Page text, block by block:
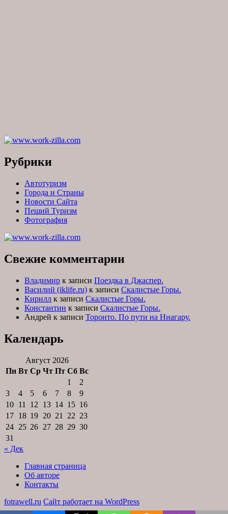
Рубрики
Автотуризм
Города и Страны
Новости Сайта
Пеший Туризм
Фотография
Свежие комментарии
Владимир к записи Поездка в Джаспер.
Василий (iklife.ru) к записи Скалистые Горы.
Кирилл к записи Скалистые Горы.
Константин к записи Скалистые Горы.
Андрей к записи Торонто. По пути на Ниагару.
Календарь
Август 2026
Пн Вт Ср Чт Пт Сб Вс
1
2
3
4 5 6 7 8
9
10 11 12 13 14 15 16
17 18 19 20 21 22 23
24 25 26 27 28 29 30
31
« Дек
Главная страница
Об авторе
Контакты
fotrawell.ru Сайт работает на WordPress